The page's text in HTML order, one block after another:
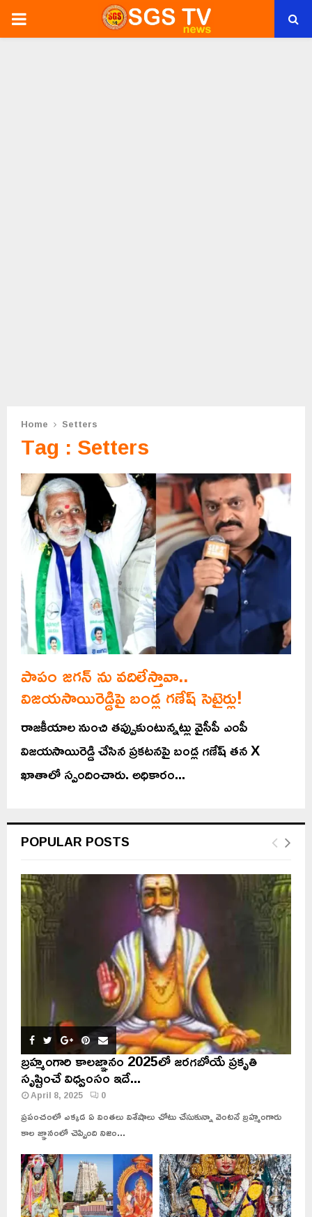
PRIMARY
Home Setters
Tag : Setters
పాపం జగన్ ను వదిలేస్తావా..
విజయసాయిరెడ్డిపై బండ్ల గణేష్ సెటైర్లు!
రాజకీయాల నుంచి తప్పుకుంటున్నట్లు వైసీపీ ఎంపీ
విజయసాయిరెడ్డి చేసిన ప్రకటనపై బండ్ల గణేష్ తన X
ఖాతాలో స్పందించారు. అధికారం...
POPULAR POSTS
బ్రహ్మంగారి కాలజ్ఞానం 2025లో జరగబోయే ప్రకృతి
సృష్టించే విధ్వంసం ఇదే...
April 8, 2025 0
ప్రపంచంలో ఎక్కడ ఏ వింతలు విశేషాలు చోటు చేసుకున్నా వెంటనే బ్రహ్మంగారు
కాల జ్ఞానంలో చెప్పింది నిజం...